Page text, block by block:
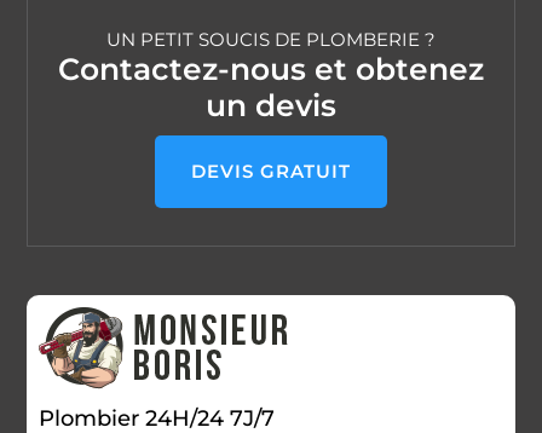
UN PETIT SOUCIS DE PLOMBERIE ?
Contactez-nous et obtenez
un devis
DEVIS GRATUIT
Plombier 24H/24 7J/7